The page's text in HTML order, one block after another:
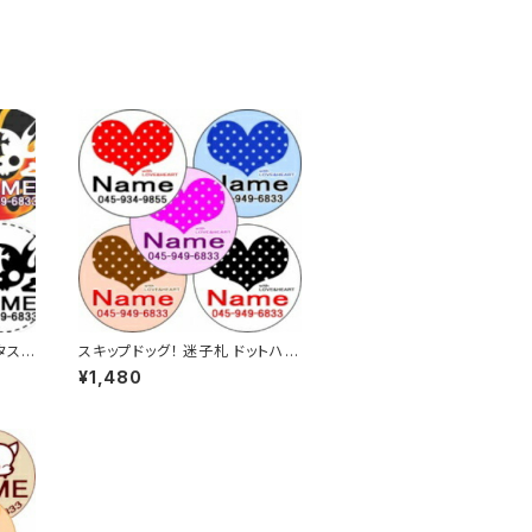
スク
スキップドッグ！ 迷子札 ドットハー
ト ネームタグ 名入れ オーダー タ
グ
¥1,480